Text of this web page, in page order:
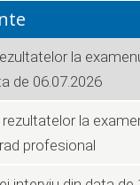
la
de 06.07.2026
la
profesional